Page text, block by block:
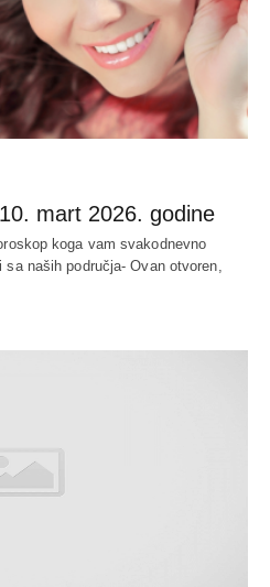
mart 2026. godine
koga vam svakodnevno
naših područja- Ovan otvoren,